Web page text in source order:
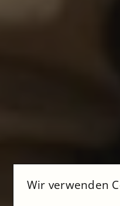
Wir verwenden